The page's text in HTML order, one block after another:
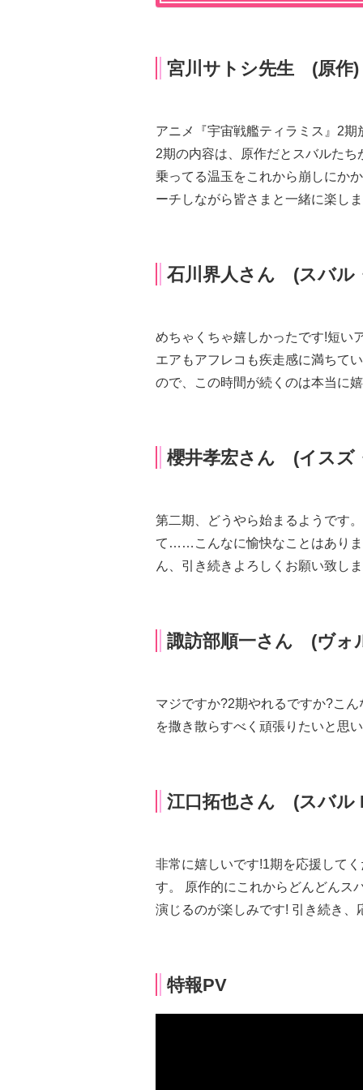
宮川サトシ先生 (原作)
アニメ『宇宙戦艦ティラミス』2
2期の内容は、原作だとスバルた
乗ってる温玉をこれから崩しにか
ーチしながら皆さまと一緒に楽し
石川界人さん (スバル
めちゃくちゃ嬉しかったです!短い
エアもアフレコも疾走感に満ちて
ので、この時間が続くのは本当に
櫻井孝宏さん (イスズ
第二期、どうやら始まるようです
て……こんなに愉快なことはあり
ん、引き続きよろしくお願い致し
諏訪部順一さん (ヴォ
マジですか?2期やれるですか?こ
を撒き散らすべく頑張りたいと思
江口拓也さん (スバル
非常に嬉しいです!1期を応援して
す。 原作的にこれからどんどんス
演じるのが楽しみです! 引き続き、
特報PV